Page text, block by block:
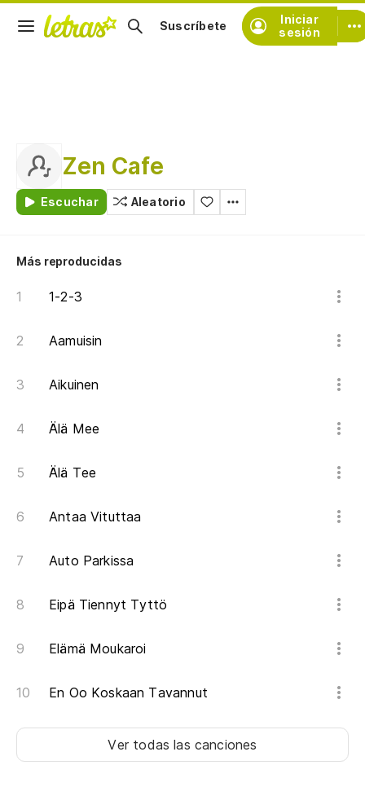
Iniciar
sesión
Suscríbete
Zen Cafe
Escuchar Aleatorio
Más reproducidas
1-2-3
Aamuisin
Aikuinen
Älä Mee
Älä Tee
Antaa Vituttaa
Auto Parkissa
Eipä Tiennyt Tyttö
Elämä Moukaroi
En Oo Koskaan Tavannut
Ver todas las canciones